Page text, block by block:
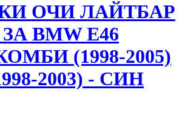
ОЧИ ЛАЙТБАР
BMW E46
(1998-2005)
2003) - СИН